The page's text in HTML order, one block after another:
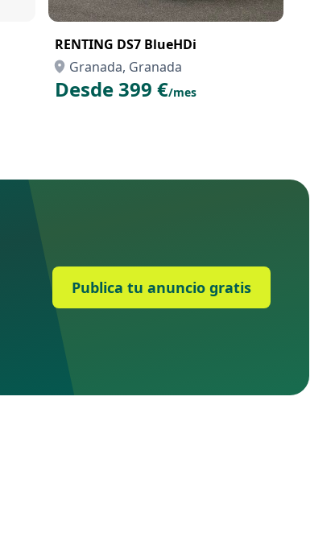
RENTING DS7 BlueHDi
Granada, Granada
Desde 399 €/mes
Publica tu anuncio gratis